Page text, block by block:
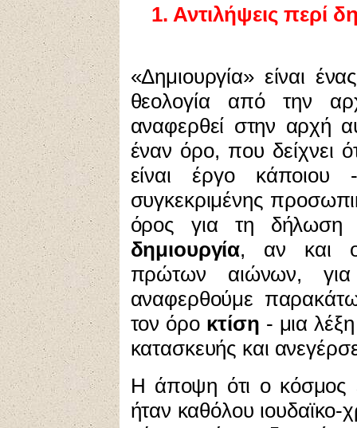
1. Αντιλήψεις περί
«Δημιουργία» είναι
θεολογία από την
αναφερθεί στην αρχή
έναν όρο, που δείχνει
είναι έργο κάποιου
συγκεκριμένης
όρος για τη δήλωση
δημιουργία, αν και
πρώτων αιώνων,
αναφερθούμε
τον όρο κτίση - μια
κατασκευής και
Η άποψη ότι ο κόσμος
ήταν καθόλου ιουδαϊκο-